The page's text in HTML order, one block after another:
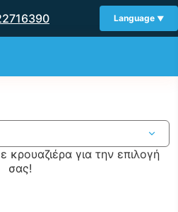
Language
για την επιλογή
σας!